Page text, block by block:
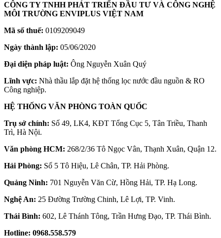
CÔNG TY TNHH PHÁT TRIỂN ĐẦU TƯ VÀ CÔNG NGHỆ
MÔI TRƯỜNG ENVIPLUS VIỆT NAM
Mã số thuế: 0109209049
Ngày thành lập: 05/06/2020
Đại diện pháp luật: Ông Nguyễn Xuân Quý
Lĩnh vực: Nhà thầu lắp đặt hệ thống lọc nước đầu nguồn & RO
Công nghiệp.
HỆ THỐNG VĂN PHÒNG TOÀN QUỐC
Trụ sở chính: Số 49, LK4, KĐT Tổng Cục 5, Tân Triều, Thanh
Trì, Hà Nội.
Văn phòng HCM: 268/2/36 Tô Ngọc Vân, Thạnh Xuân, Quận 12.
Hải Phòng: Số 5 Tô Hiệu, Lê Chân, TP. Hải Phòng.
Quảng Ninh: 701 Nguyễn Văn Cừ, Hồng Hải, TP. Hạ Long.
Nghệ An: 25 Đường Trường Chinh, Lê Lợi, TP. Vinh.
Thái Bình: 602, Lê Thánh Tông, Trần Hưng Đạo, TP. Thái Bình.
Hotline: 0968.558.579